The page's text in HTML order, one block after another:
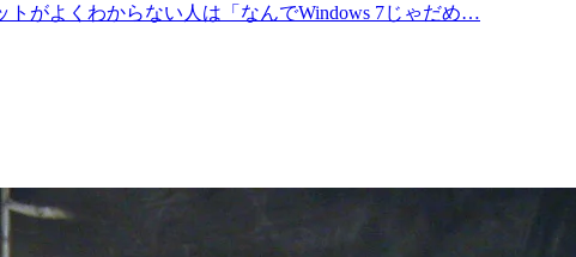
トがよくわからない人は「なんでWindows 7じゃだめ…